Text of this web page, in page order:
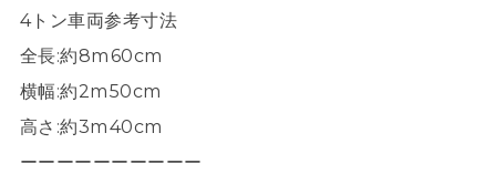
4トン車両参考寸法
全長:約8m60cm
横幅:約2m50cm
高さ:約3m40cm
ーーーーーーーーーー